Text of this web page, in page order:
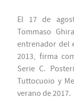
El 17 de
Tommaso
entrenador del
2013, firma
Serie C.
Tuttocuoio y
verano de 2017.